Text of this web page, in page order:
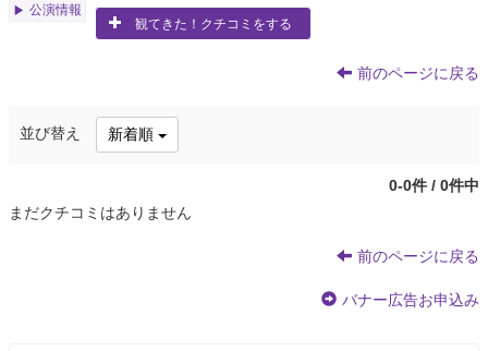
i
o
公演情報
観てきた！クチコミをする
前のページに戻る
並び替え 新着順
0-0件 / 0件中
まだクチコミはありません
前のページに戻る
バナー広告お申込み